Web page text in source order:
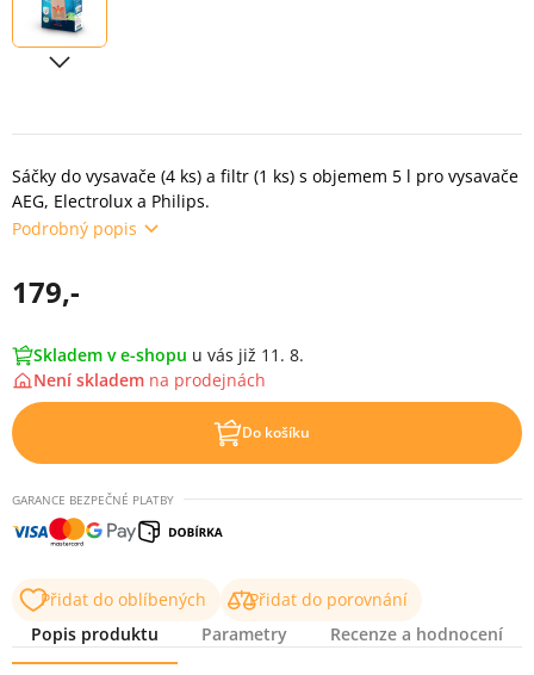
Sáčky do vysavače (4 ks) a filtr (1 ks) s objemem 5 l pro vysavače
AEG, Electrolux a Philips.
Podrobný popis
179,-
Skladem v e-shopu u vás již 11. 8.
Není skladem na prodejnách
Do košíku
GARANCE BEZPEČNÉ PLATBY
Přidat do oblíbených
Přidat do porovnání
Popis produktu
Parametry Recenze a hodnocení